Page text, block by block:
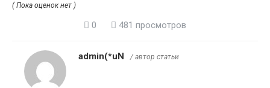
( Пока оценок нет )
0 481 просмотров
admin(*uN / автор статьи